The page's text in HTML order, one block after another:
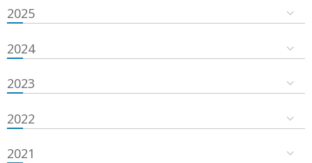
2025
2024
2023
2022
2021